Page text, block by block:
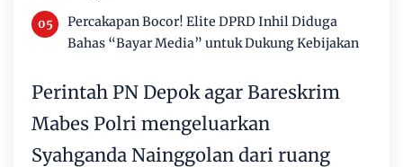
Percakapan Bocor! Elite DPRD Inhil Diduga
Bahas “Bayar Media” untuk Dukung Kebijakan
Perintah PN Depok agar Bareskrim
Mabes Polri mengeluarkan
Syahganda Nainggolan dari ruang